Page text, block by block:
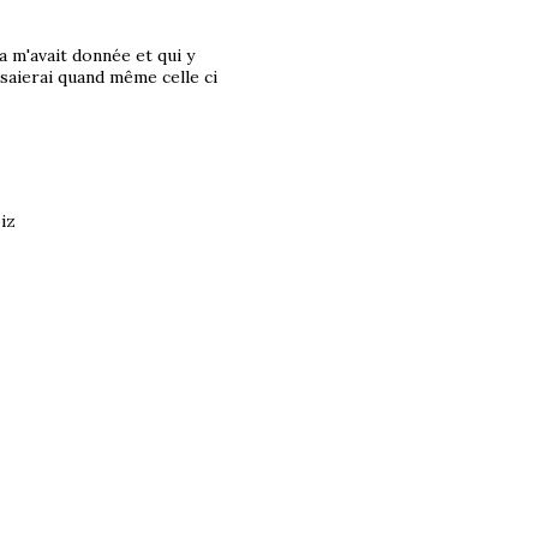
m'avait donnée et qui y
quand même celle ci